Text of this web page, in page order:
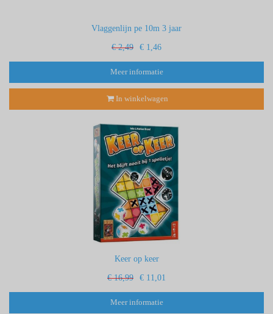
Vlaggenlijn pe 10m 3 jaar
€ 2,49 € 1,46
Meer informatie
In winkelwagen
Keer op keer
€ 16,99 € 11,01
Meer informatie